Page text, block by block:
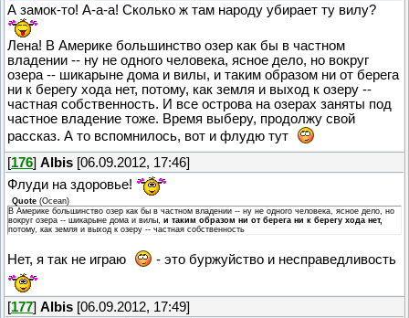
А замок-то! А-а-а! Сколько ж там народу убирает ту вилу?
Лена! В Америке большинство озер как бы в частном
владении -- ну не одного человека, ясное дело, но вокруг
озера -- шикарыне дома и вилы, и таким образом ни от берега
ни к берегу хода нет, потому, как земля и выход к озеру --
частная собственность. И все острова на озерах заняты под
частное владение тоже. Время выберу, продолжу свой
рассказ. А то вспомнилось, вот и флудю тут
[176] Albis [06.09.2012, 17:46]
Флуди на здоровье!
Quote (Ocean)
В Америке большинство озер как бы в частном владении -- ну не одного человека, ясное дело, но
вокруг озера -- шикарыне дома и вилы, и таким образом ни от берега ни к берегу хода нет,
потому, как земля и выход к озеру -- частная собственность
Нет, я так не играю - это буржуйство и несправедливость
[177] Albis [06.09.2012, 17:49]